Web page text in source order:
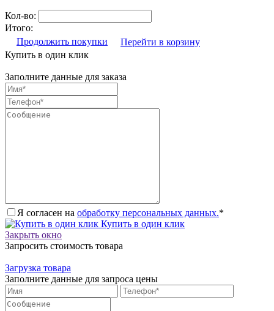
Кол-во:
Итого:
Продолжить покупки
Перейти в корзину
Купить в один клик
Заполните данные для заказа
Я согласен на обработку персональных данных.*
Купить в один клик
Закрыть окно
Запросить стоимость товара
Загрузка товара
Заполните данные для запроса цены